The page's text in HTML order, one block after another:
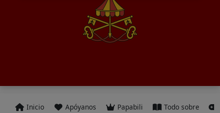
Inicio Apóyanos Papabili Todo sobre